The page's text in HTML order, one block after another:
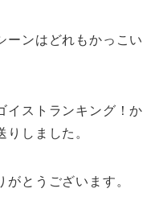
ーンはどれもかっこい
イストランキング！か
りしました。
とうございます。